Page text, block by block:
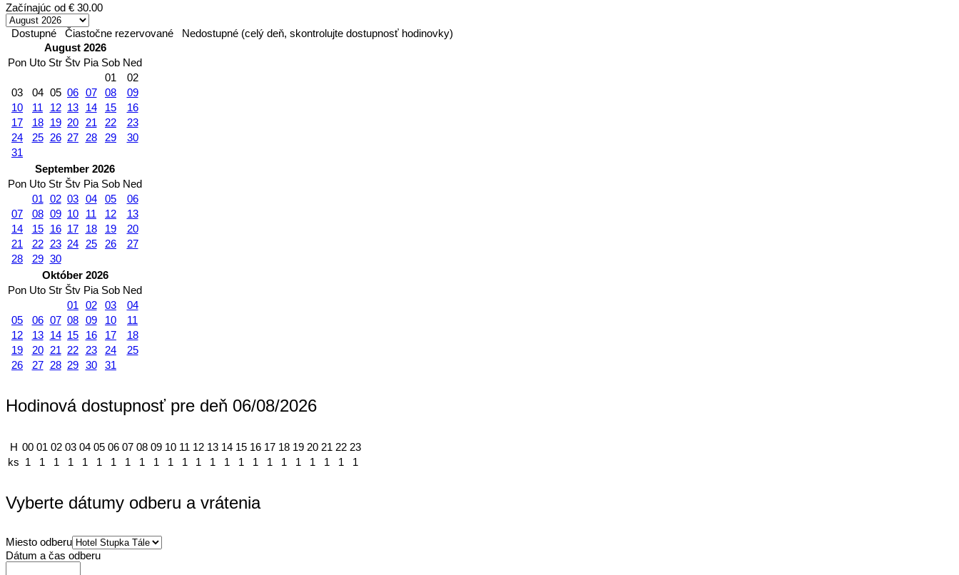
Začínajúc od € 30.00
Dostupné Čiastočne rezervované
Nedostupné (celý deň, skontrolujte dostupnosť hodinovky)
August 2026
Pon Uto Str Štv Pia Sob Ned
01
02
03
04 05 06 07 08
09
10
11 12 13 14 15
16
17
18 19 20 21 22
23
24
25 26 27 28 29
30
31
September 2026
Pon Uto Str Štv Pia Sob Ned
01 02 03 04 05
06
07
08 09 10 11 12
13
14
15 16 17 18 19
20
21
22 23 24 25 26
27
28
29 30
Október 2026
Pon Uto Str Štv Pia Sob Ned
01
02 03
04
05
06 07 08 09 10
11
12
13 14 15 16 17
18
19
20 21 22 23 24
25
26
27 28 29 30 31
Hodinová dostupnosť pre deň 06/08/2026
H 00 01 02 03 04 05 06 07 08 09 10 11 12 13 14 15 16 17 18 19 20 21 22 23
ks 1 1 1 1 1 1 1 1 1 1 1 1 1 1 1 1 1 1 1 1 1 1 1 1
Vyberte dátumy odberu a vrátenia
Miesto odberu
Dátum a čas odberu